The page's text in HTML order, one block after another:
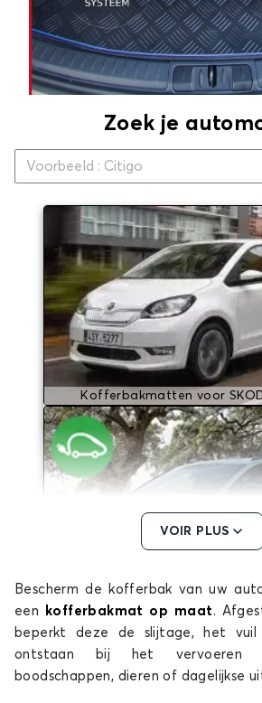
Zoek je
Kofferbakmatten voor
Kofferbakmatten voor
VOIR PLUS
Bescherm de kofferbak van uw
een
kofferbakmat op maat .
beperkt deze de slijtage, het
ontstaan bij het vervoeren
boodschappen, dieren of dagelijkse